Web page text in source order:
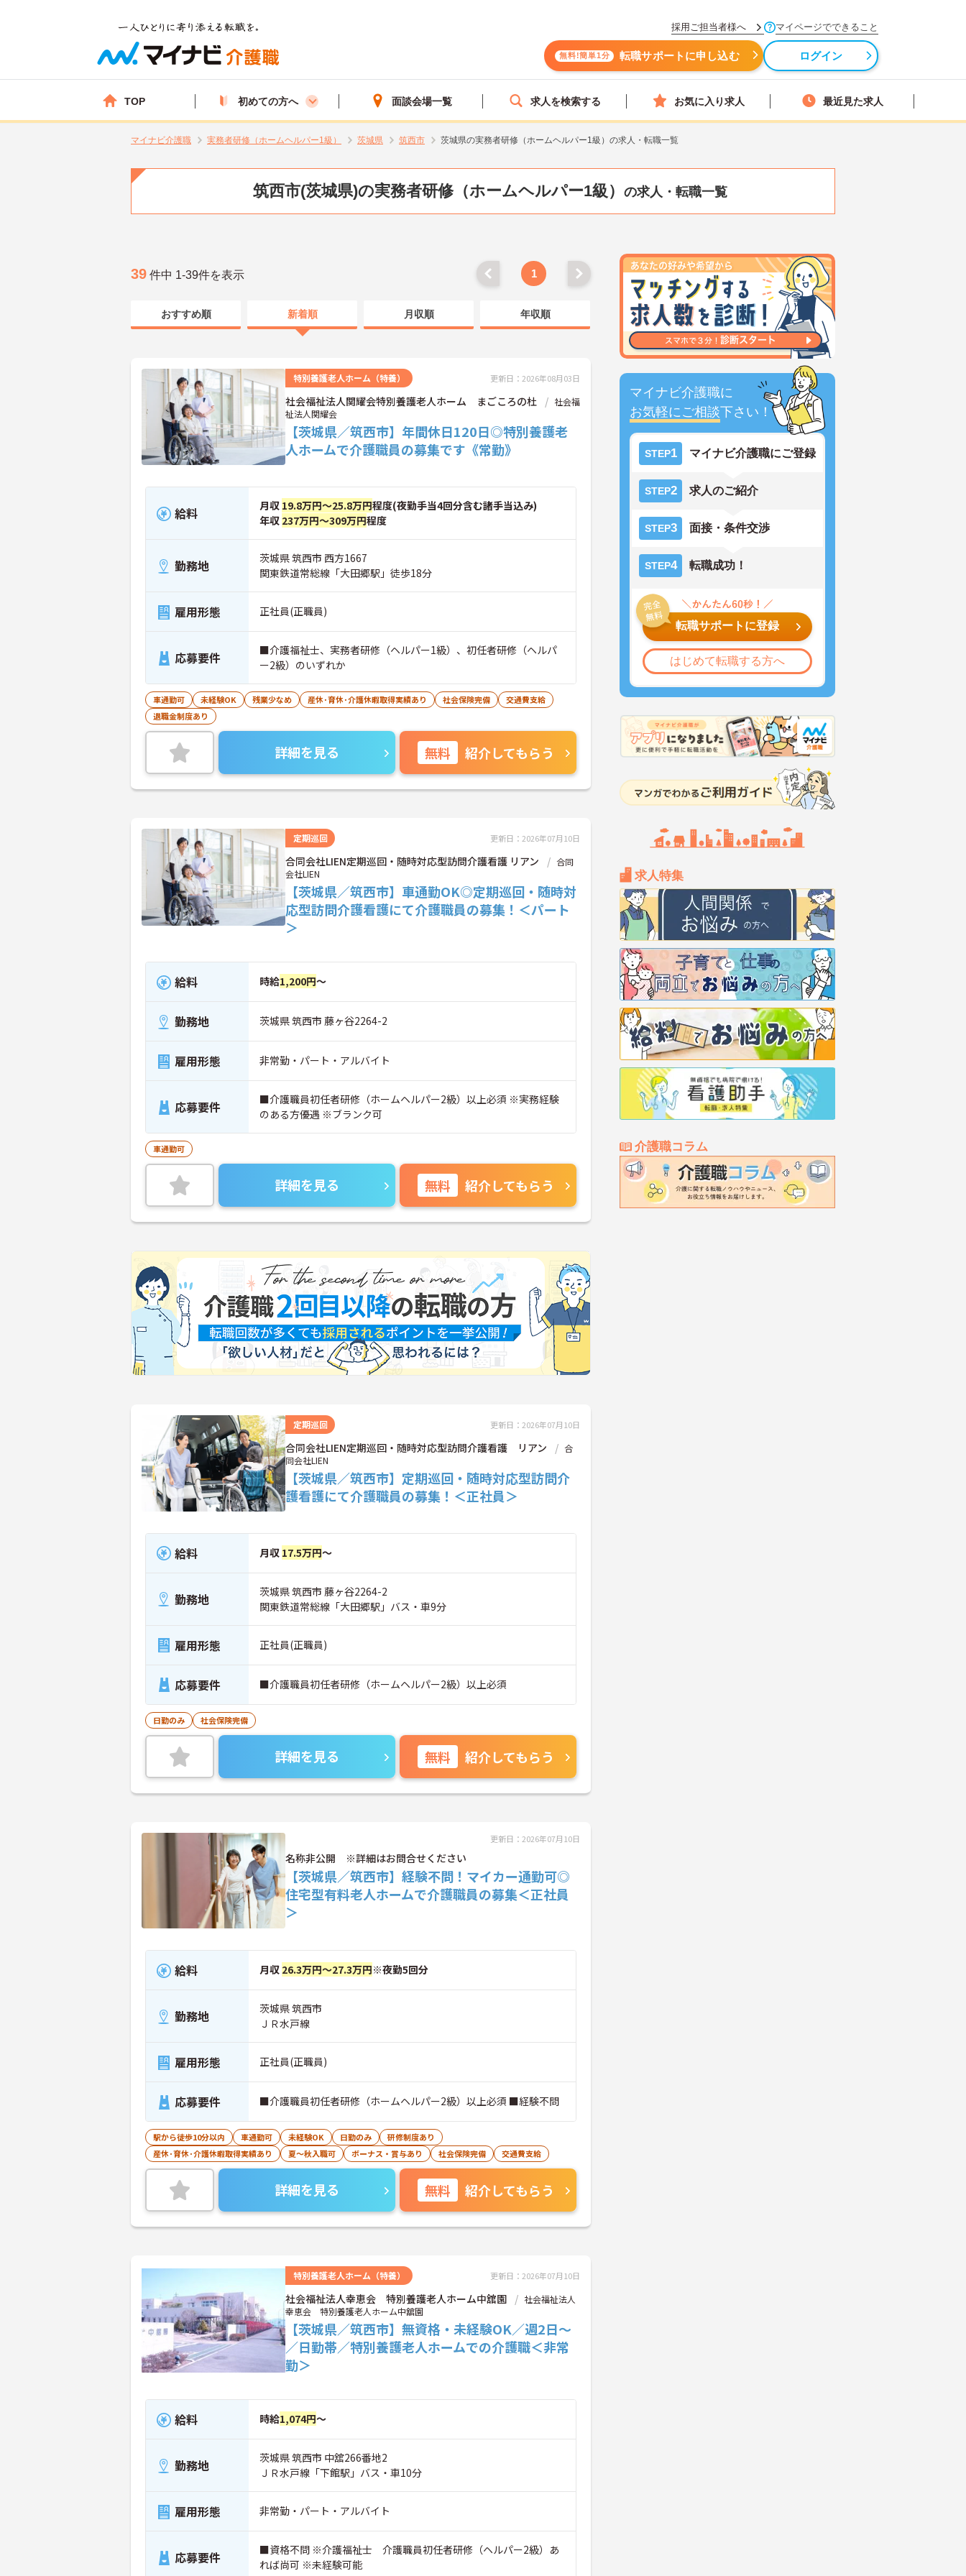
採用ご担当者様へ マイページでできること
無料!簡単1分 転職サポートに申し込む ログイン
TOP 初めての方へ 面談会場一覧 求人を検索する お気に入り求人 最近見た求人
マイナビ介護職 実務者研修（ホームヘルパー1級） 茨城県 筑西市 茨城県の実務者研修（ホームヘルパー1級）の求人・転職一覧
筑西市(茨城県)の実務者研修（ホームヘルパー1級） の求人・転職一覧
マイナビ介護職に
お気軽にご相談下さい！
STEP1 マイナビ介護職にご登録
STEP2 求人のご紹介
STEP3 面接・条件交渉
STEP4 転職成功！
転職サポートに登録
はじめて転職する方へ
求人特集
介護職コラム
39 件中 1-39件を表示 1
おすすめ順 新着順 月収順 年収順
特別養護老人ホーム（特養） 更新日：2026年08月03日
社会福祉法人関耀会特別養護老人ホーム まごころの杜
社会福
祉法人関耀会
【茨城県／筑西市】年間休日120日◎特別養護老
人ホームで介護職員の募集です《常勤》
給料 月収 19.8万円～25.8万円程度(夜勤手当4回分含む諸手当込み)
年収 237万円～309万円程度
勤務地
茨城県 筑西市 西方1667
関東鉄道常総線「大田郷駅」徒歩18分
雇用形態 正社員(正職員)
応募要件
■介護福祉士、実務者研修（ヘルパー1級）、初任者研修（ヘルパ
ー2級）のいずれか
車通勤可 未経験OK 残業少なめ 産休･育休･介護休暇取得実績あり 社会保険完備
交通費支給
退職金制度あり
詳細を見る 無料 紹介してもらう
定期巡回 更新日：2026年07月10日
合同会社LIEN定期巡回・随時対応型訪問介護看護 リアン
合同
会社LIEN
【茨城県／筑西市】車通勤OK◎定期巡回・随時対
応型訪問介護看護にて介護職員の募集！＜パート
＞
給料 時給1,200円～
勤務地 茨城県 筑西市 藤ヶ谷2264-2
雇用形態 非常勤・パート・アルバイト
応募要件
■介護職員初任者研修（ホームヘルパー2級）以上必須 ※実務経験
のある方優遇 ※ブランク可
車通勤可
詳細を見る 無料 紹介してもらう
定期巡回 更新日：2026年07月10日
合同会社LIEN定期巡回・随時対応型訪問介護看護 リアン
合
同会社LIEN
【茨城県／筑西市】定期巡回・随時対応型訪問介
護看護にて介護職員の募集！＜正社員＞
給料 月収 17.5万円～
勤務地
茨城県 筑西市 藤ヶ谷2264-2
関東鉄道常総線「大田郷駅」バス・車9分
雇用形態 正社員(正職員)
応募要件 ■介護職員初任者研修（ホームヘルパー2級）以上必須
日勤のみ 社会保険完備
詳細を見る 無料 紹介してもらう
更新日：2026年07月10日
名称非公開 ※詳細はお問合せください
【茨城県／筑西市】経験不問！マイカー通勤可◎
住宅型有料老人ホームで介護職員の募集＜正社員
＞
給料 月収 26.3万円～27.3万円※夜勤5回分
勤務地
茨城県 筑西市
ＪＲ水戸線
雇用形態 正社員(正職員)
応募要件 ■介護職員初任者研修（ホームヘルパー2級）以上必須 ■経験不問
駅から徒歩10分以内 車通勤可 未経験OK 日勤のみ
研修制度あり
産休･育休･介護休暇取得実績あり
夏～秋入職可 ボーナス・賞与あり 社会保険完備 交通費支給
詳細を見る 無料 紹介してもらう
特別養護老人ホーム（特養） 更新日：2026年07月10日
社会福祉法人幸恵会 特別養護老人ホーム中舘園
社会福祉法人
幸恵会 特別養護老人ホーム中舘園
【茨城県／筑西市】無資格・未経験OK／週2日～
／日勤帯／特別養護老人ホームでの介護職＜非常
勤＞
給料 時給1,074円～
勤務地
茨城県 筑西市 中舘266番地2
ＪＲ水戸線「下館駅」バス・車10分
雇用形態 非常勤・パート・アルバイト
応募要件
■資格不問 ※介護福祉士 介護職員初任者研修（ヘルパー2級）あ
れば尚可 ※未経験可能